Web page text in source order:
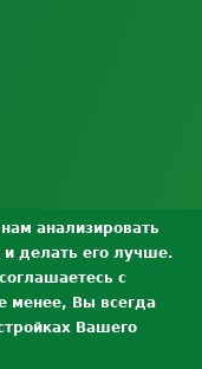
анализировать
и делать его лучше.
с
менее, Вы всегда
Вашего